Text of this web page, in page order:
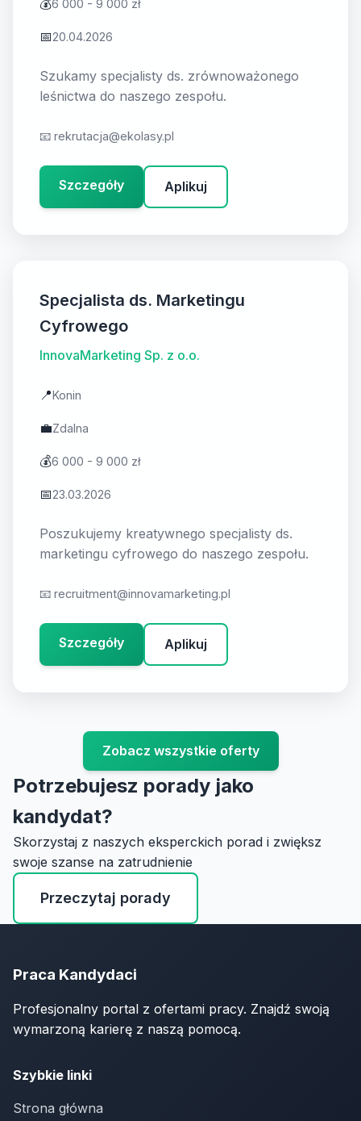
💰6 000 - 9 000 zł
📅20.04.2026
Szukamy specjalisty ds. zrównoważonego
leśnictwa do naszego zespołu.
📧 rekrutacja@ekolasy.pl
Szczegóły Aplikuj
Specjalista ds. Marketingu
Cyfrowego
InnovaMarketing Sp. z o.o.
📍Konin
💼Zdalna
💰6 000 - 9 000 zł
📅23.03.2026
Poszukujemy kreatywnego specjalisty ds.
marketingu cyfrowego do naszego zespołu.
📧 recruitment@innovamarketing.pl
Szczegóły Aplikuj
Zobacz wszystkie oferty
Potrzebujesz porady jako
kandydat?
Skorzystaj z naszych eksperckich porad i zwiększ
swoje szanse na zatrudnienie
Przeczytaj porady
Praca Kandydaci
Profesjonalny portal z ofertami pracy. Znajdź swoją
wymarzoną karierę z naszą pomocą.
Szybkie linki
Strona główna